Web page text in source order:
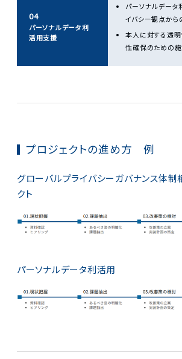
04
パーソナルデータ利
活用支援
パーソナルデータ
イバシー観点か
本人に対する透明
性確保のための
プロジェクトの進め方 例
グローバルプライバシーガバナンス体
クト
パーソナルデータ利活用